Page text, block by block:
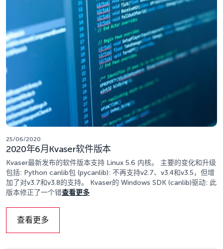
25/06/2020
2020年6月Kvaser软件版本
Kvaser最新发布的软件版本支持 Linux 5.6 内核。 主要的变化和升级
包括: Python canlib包 (pycanlib): 不再支持v2.7、v3.4和v3.5，但增
加了对v3.7和v3.8的支持。 Kvaser的 Windows SDK (canlib)驱动: 此
版本修正了一个错查看更多
查看更多